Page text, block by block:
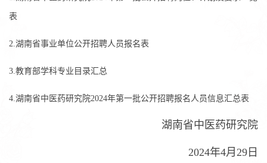
表
2.湖南省事业单位公开招聘人员报名表
3.教育部学科专业目录汇总
4.湖南省中医药研究院2024年第一批公开招聘报名人员信息汇总表
湖南省中医药研究院
2024年4月29日